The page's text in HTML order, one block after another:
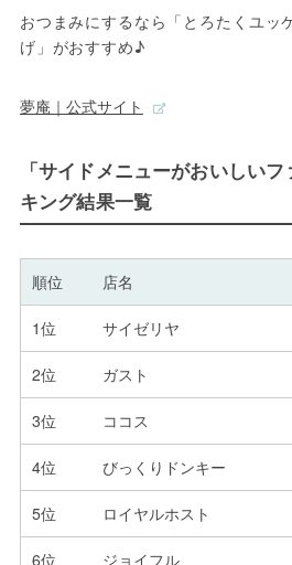
おつまみにするなら「とろたくユッ
げ」がおすすめ♪
夢庵｜公式サイト
「サイドメニューがおいしい
キング結果一覧
順位 店名
1位 サイゼリヤ
2位 ガスト
3位 ココス
4位 びっくりドンキー
5位 ロイヤルホスト
6位 ジョイフル